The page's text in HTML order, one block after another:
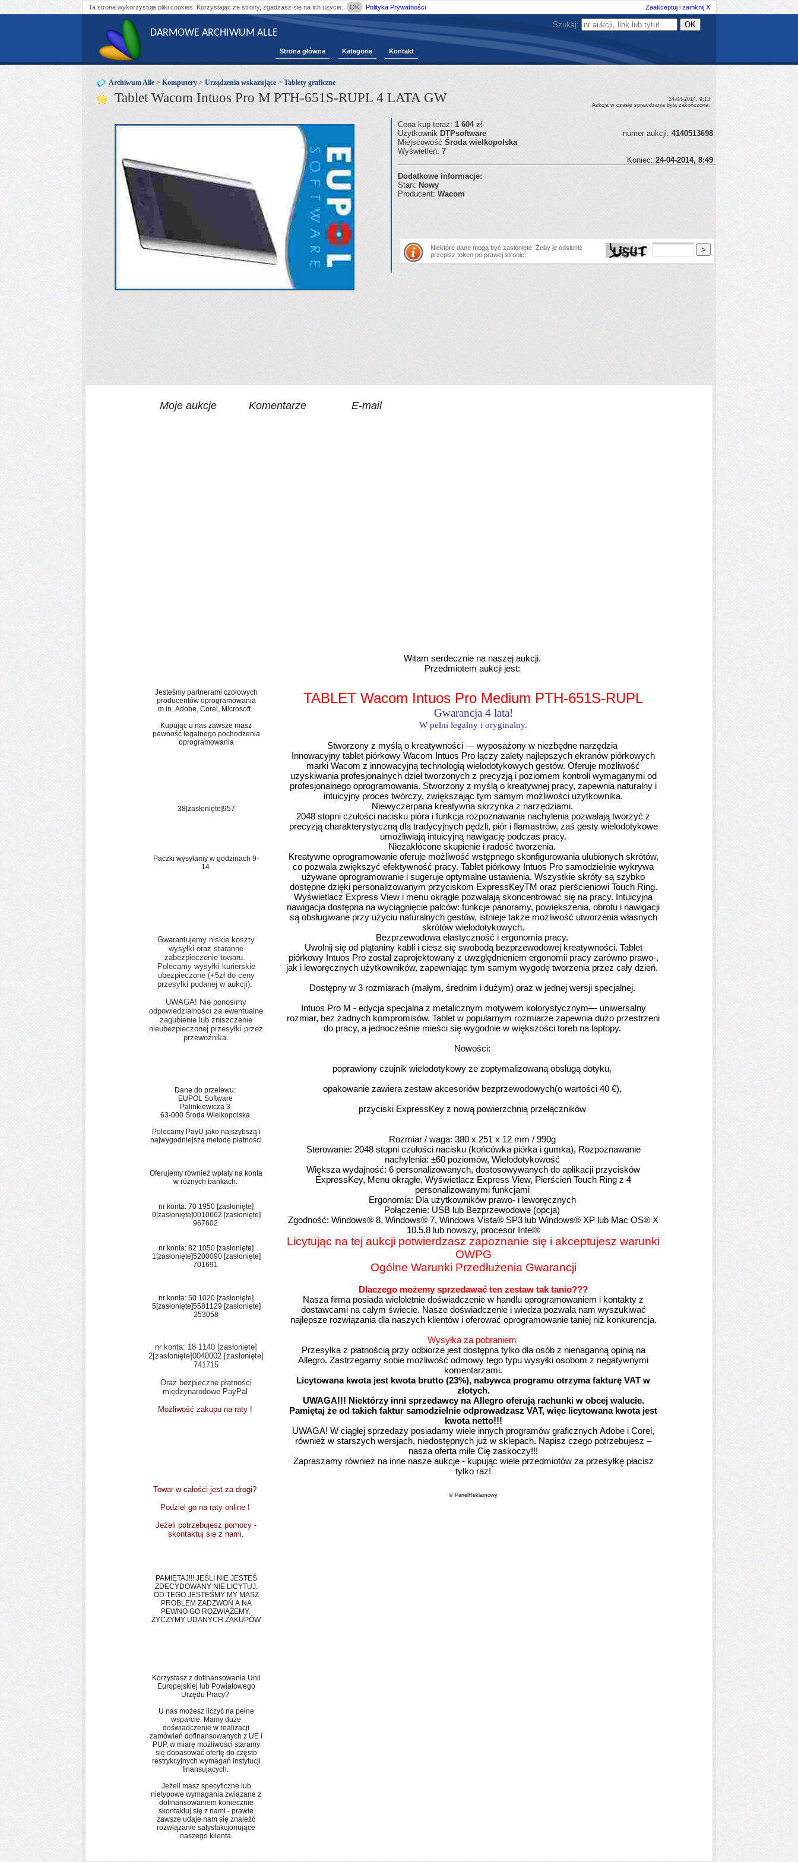
Ta strona wykorzystuje pliki cookies. Korzystając ze strony, zgadzasz się na ich użycie. OK Polityka Prywatności Zaakceptuj i zamknij X
DARMOWE ARCHIWUM ALLE
Strona główna Kategorie Kontakt
Szukaj:
Archiwum Alle > Komputery > Urządzenia wskazujące > Tablety graficzne
Tablet Wacom Intuos Pro M PTH-651S-RUPL 4 LATA GW
24-04-2014, 9:13
Aukcja w czasie sprawdzania była zakończona.
Cena kup teraz: 1 604zł
Użytkownik DTPsoftware numer aukcji: 4140513698
Miejscowość Środa wielkopolska
Wyświetleń: 7
Koniec: 24-04-2014, 8:49
Dodatkowe informacje:
Stan: Nowy
Producent: Wacom
Niektóre dane mogą być zasłonięte. Żeby je odsłonić
przepisz token po prawej stronie.
Moje aukcje Komentarze E-mail
Jesteśmy partnerami czołowych
producentów oprogramowania
m.in. Adobe, Corel, Microsoft.
Kupując u nas zawsze masz
pewność legalnego pochodzenia
oprogramowania
38[zasłonięte]957
Paczki wysyłamy w godzinach 9-
14
Gwarantujemy niskie koszty
wysyłki oraz staranne
zabezpieczenie towaru.
Polecamy wysyłki kurierskie
ubezpieczone (+5zł do ceny
przesyłki podanej w aukcji).
UWAGA! Nie ponosimy
odpowiedzialności za ewentualne
zagubienie lub zniszczenie
nieubezpieczonej przesyłki przez
przewoźnika.
Dane do przelewu:
EUPOL Software
Palinkiewicza 3
63-000 Środa Wielkopolska
Polecamy PayU jako najszybszą i
najwygodniejszą metodę płatności
Oferujemy również wpłaty na konta
w różnych bankach:
nr konta: 70 1950 [zasłonięte]
0[zasłonięte]0010662 [zasłonięte]
967602
nr konta: 82 1050 [zasłonięte]
1 [zasłonięte]5200090 [zasłonięte]
701691
nr konta: 50 1020 [zasłonięte]
5[zasłonięte]5581129 [zasłonięte]
253058
nr konta: 18 1140 [zasłonięte]
2[zasłonięte]0040002 [zasłonięte]
741715
Oraz bezpieczne płatności
międzynarodowe PayPal
Możliwość zakupu na raty !
Towar w całości jest za drogi?
Podziel go na raty online !
Jeżeli potrzebujesz pomocy -
skontaktuj się z nami.
PAMIĘTAJ!!! JEŚLI NIE JESTEŚ
ZDECYDOWANY NIE LICYTUJ.
OD TEGO JESTEŚMY MY MASZ
PROBLEM ZADZWOŃ A NA
PEWNO GO ROZWIĄŻEMY.
ŻYCZYMY UDANYCH ZAKUPÓW
Korzystasz z dofinansowania Unii
Europejskiej lub Powiatowego
Urzędu Pracy?
U nas możesz liczyć na pełne
wsparcie. Mamy duże
doświadczenie w realizacji
zamówień dofinansowanych z UE i
PUP, w miarę możliwości staramy
się dopasować ofertę do często
restrykcyjnych wymagań instytucji
finansujących.
Jeżeli masz specyficzne lub
nietypowe wymagania związane z
dofinansowaniem koniecznie
skontaktuj się z nami - prawie
zawsze udaje nam się znaleźć
rozwiązanie satysfakcjonujące
naszego klienta.
Witam serdecznie na naszej aukcji.
Przedmiotem aukcji jest:
TABLET Wacom Intuos Pro Medium PTH-651S-RUPL
Gwarancja 4 lata!
W pełni legalny i oryginalny.
Stworzony z myślą o kreatywności— wyposażony w niezbędne narzędzia
Innowacyjny tablet piórkowy Wacom Intuos Pro łączy zalety najlepszych ekranów piórkowych
marki Wacom z innowacyjną technologią wielodotykowych gestów. Oferuje możliwość
uzyskiwania profesjonalnych dzieł tworzonych z precyzją i poziomem kontroli wymaganymi od
profesjonalnego oprogramowania. Stworzony z myślą o kreatywnej pracy, zapewnia naturalny i
intuicyjny proces twórczy, zwiększając tym samym możliwości użytkownika.
Niewyczerpana kreatywna skrzynka z narzędziami.
2048 stopni czułości nacisku pióra i funkcja rozpoznawania nachylenia pozwalają tworzyć z
precyzją charakterystyczną dla tradycyjnych pędzli, piór i flamastrów, zaś gesty wielodotykowe
umożliwiają intuicyjną nawigację podczas pracy.
Niezakłócone skupienie i radość tworzenia.
Kreatywne oprogramowanie oferuje możliwość wstępnego skonfigurowania ulubionych skrótów,
co pozwala zwiększyć efektywność pracy. Tablet piórkowy Intuos Pro samodzielnie wykrywa
używane oprogramowanie i sugeruje optymalne ustawienia. Wszystkie skróty są szybko
dostępne dzięki personalizowanym przyciskom ExpressKeyTM oraz pierścieniowi Touch Ring.
Wyświetlacz Express View i menu okrągłe pozwalają skoncentrować się na pracy. Intuicyjna
nawigacja dostępna na wyciągnięcie palców: funkcje panoramy, powiększenia, obrotu i nawigacji
są obsługiwane przy użyciu naturalnych gestów, istnieje także możliwość utworzenia własnych
skrótów wielodotykowych.
Bezprzewodowa elastyczność i ergonomia pracy.
Uwolnij się od plątaniny kabli i ciesz się swobodą bezprzewodowej kreatywności. Tablet
piórkowy Intuos Pro został zaprojektowany z uwzględnieniem ergonomii pracy zarówno prawo-,
jak i leworęcznych użytkowników, zapewniając tym samym wygodę tworzenia przez cały dzień.
Dostępny w 3 rozmiarach (małym, średnim i dużym) oraz w jednej wersji specjalnej.
Intuos Pro M - edycja specjalna z metalicznym motywem kolorystycznym— uniwersalny
rozmiar, bez żadnych kompromisów. Tablet w popularnym rozmiarze zapewnia dużo przestrzeni
do pracy, a jednocześnie mieści się wygodnie w większości toreb na laptopy.
Nowości:
poprawiony czujnik wielodotykowy ze zoptymalizowaną obsługą dotyku,
opakowanie zawiera zestaw akcesoriów bezprzewodowych(o wartości 40 €),
przyciski ExpressKey z nową powierzchnią przełączników
Rozmiar / waga: 380 x 251 x 12 mm / 990g
Sterowanie: 2048 stopni czułości nacisku (końcówka piórka i gumka), Rozpoznawanie
nachylenia: ±60 poziomów, Wielodotykowość
Większa wydajność: 6 personalizowanych, dostosowywanych do aplikacji przycisków
ExpressKey, Menu okrągłe, Wyświetlacz Express View, Pierścień Touch Ring z 4
personalizowanymi funkcjami
Ergonomia: Dla użytkowników prawo- i leworęcznych
Połączenie: USB lub Bezprzewodowe (opcja)
Zgodność: Windows® 8, Windows® 7, Windows Vista® SP3 lub Windows® XP lub Mac OS® X
10.5.8 lub nowszy, procesor Intel®
Licytując na tej aukcji potwierdzasz zapoznanie się i akceptujesz warunki
OWPG
Ogólne Warunki Przedłużenia Gwarancji
Dlaczego możemy sprzedawać ten zestaw tak tanio???
Nasza firma posiada wieloletnie doświadczenie w handlu oprogramowaniem i kontakty z
dostawcami na całym świecie. Nasze doświadczenie i wiedza pozwala nam wyszukiwać
najlepsze rozwiązania dla naszych klientów i oferować oprogramowanie taniej niż konkurencja.
Wysyłka za pobraniem
Przesyłka z płatnością przy odbiorze jest dostępna tylko dla osób z nienaganną opinią na
Allegro. Zastrzegamy sobie możliwość odmowy tego typu wysyłki osobom z negatywnymi
komentarzami.
Licytowana kwota jest kwota brutto (23%), nabywca programu otrzyma fakturę VAT w
złotych.
UWAGA!!! Niektórzy inni sprzedawcy na Allegro oferują rachunki w obcej walucie.
Pamiętaj że od takich faktur samodzielnie odprowadzasz VAT, więc licytowana kwota jest
kwota netto!!!
UWAGA! W ciągłej sprzedaży posiadamy wiele innych programów graficznych Adobe i Corel,
również w starszych wersjach, niedostępnych już w sklepach. Napisz czego potrzebujesz –
nasza oferta mile Cię zaskoczy!!!
Zapraszamy również na inne nasze aukcje - kupując wiele przedmiotów za przesyłkę płacisz
tylko raz!
© PanelReklamowy